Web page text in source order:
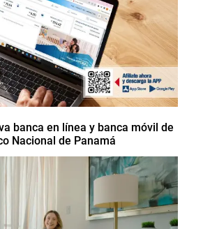
banca en línea y banca móvil de
Nacional de Panamá